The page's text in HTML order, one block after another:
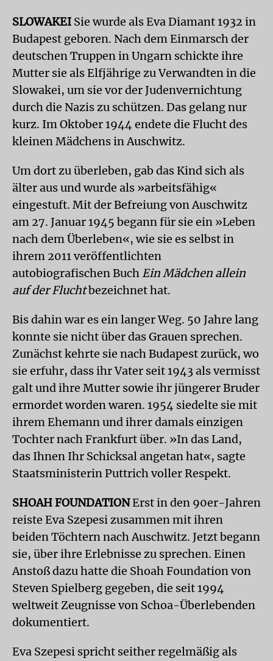
SLOWAKEI Sie wurde als Eva Diamant 1932 in
Budapest geboren. Nach dem Einmarsch der
deutschen Truppen in Ungarn schickte ihre
Mutter sie als Elfjährige zu Verwandten in die
Slowakei, um sie vor der Judenvernichtung
durch die Nazis zu schützen. Das gelang nur
kurz. Im Oktober 1944 endete die Flucht des
kleinen Mädchens in Auschwitz.
Um dort zu überleben, gab das Kind sich als
älter aus und wurde als »arbeitsfähig«
eingestuft. Mit der Befreiung von Auschwitz
am 27. Januar 1945 begann für sie ein »Leben
nach dem Überleben«, wie sie es selbst in
ihrem 2011 veröffentlichten
autobiografischen Buch Ein Mädchen allein
auf der Fluchtbezeichnet hat.
Bis dahin war es ein langer Weg. 50 Jahre lang
konnte sie nicht über das Grauen sprechen.
Zunächst kehrte sie nach Budapest zurück, wo
sie erfuhr, dass ihr Vater seit 1943 als vermisst
galt und ihre Mutter sowie ihr jüngerer Bruder
ermordet worden waren. 1954 siedelte sie mit
ihrem Ehemann und ihrer damals einzigen
Tochter nach Frankfurt über. »In das Land,
das Ihnen Ihr Schicksal angetan hat«, sagte
Staatsministerin Puttrich voller Respekt.
SHOAH FOUNDATIONErst in den 90er-Jahren
reiste Eva Szepesi zusammen mit ihren
beiden Töchtern nach Auschwitz. Jetzt begann
sie, über ihre Erlebnisse zu sprechen. Einen
Anstoß dazu hatte die Shoah Foundation von
Steven Spielberg gegeben, die seit 1994
weltweit Zeugnisse von Schoa-Überlebenden
dokumentiert.
Eva Szepesi spricht seither regelmäßig als